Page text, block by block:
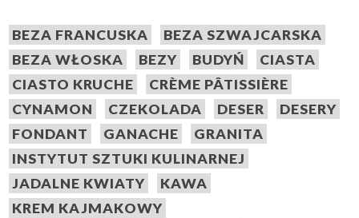
BEZA FRANCUSKA
BEZA SZWAJCARSKA
BEZA WŁOSKA
BEZY BUDYŃ
CIASTA
CIASTO KRUCHE
CRÈME PÂTISSIÈRE
CYNAMON
CZEKOLADA DESER
DESERY
FONDANT
GANACHE
GRANITA
INSTYTUT SZTUKI KULINARNEJ
JADALNE KWIATY
KAWA
KREM KAJMAKOWY